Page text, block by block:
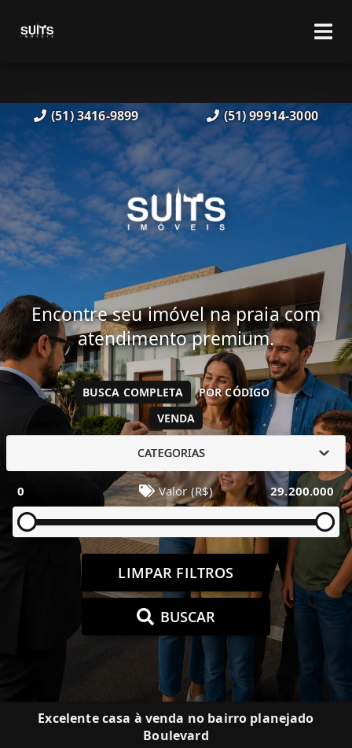
(51) 3416-9899 (51) 99914-3000
Encontre seu imóvel na praia com
atendimento premium.
VENDA
BUSCA COMPLETA POR CÓDIGO
CATEGORIAS
0 Valor (R$) 29.200.000
LIMPAR FILTROS
BUSCAR
Excelente casa à venda no bairro planejado
Boulevard